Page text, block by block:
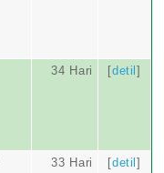
34 Hari [detil]
33 Hari [detil]